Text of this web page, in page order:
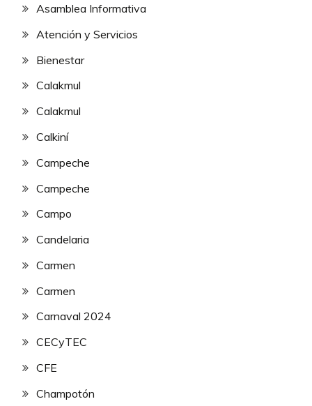
Asamblea Informativa
Atención y Servicios
Bienestar
Calakmul
Calakmul
Calkiní
Campeche
Campeche
Campo
Candelaria
Carmen
Carmen
Carnaval 2024
CECyTEC
CFE
Champotón